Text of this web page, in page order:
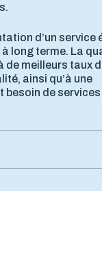
d’un service
long terme. La
de meilleurs taux
ainsi qu’à une
besoin de services